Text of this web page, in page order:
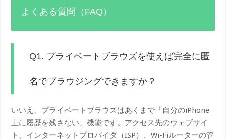
よくある質問（FAQ）
Q1. プライベートブラウズを使えば完全に匿
名でブラウジングできますか？
いいえ、プライベートブラウズはあくまで「自分のiPhone
上に履歴を残さない」機能です。アクセス先のウェブサイ
ト、インターネットプロバイダ（ISP）、Wi-Fiルーターの管